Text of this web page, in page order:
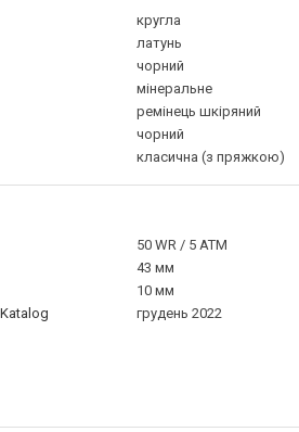
кругла
латунь
чорний
мінеральне
ремінець шкіряний
чорний
класична (з пряжкою)
50 WR / 5 ATM
43 мм
10 мм
грудень 2022